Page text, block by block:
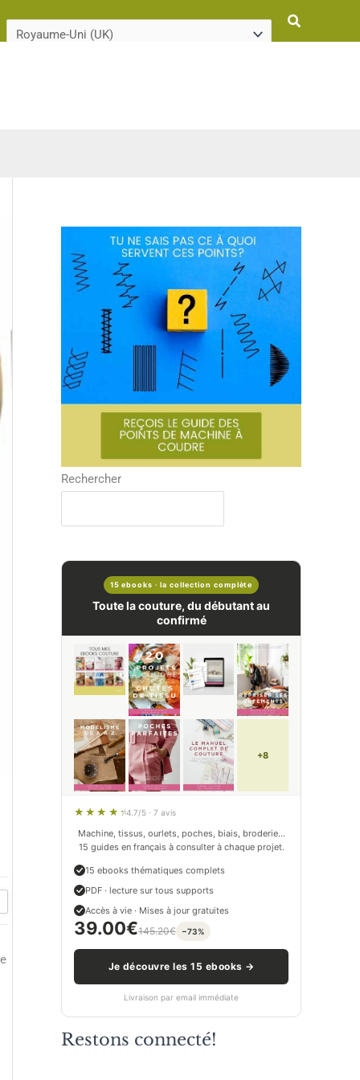
Rechercher
Rechercher
15 ebooks · la collection complète
Toute la couture, du débutant au
confirmé
+8
4.7/5 · 7 avis
Machine, tissus, ourlets, poches, biais, broderie…
15 guides en français à consulter à chaque projet.
15 ebooks thématiques complets
PDF · lecture sur tous supports
Accès à vie · Mises à jour gratuites
39.00€145.20€ −73%
Je découvre les 15 ebooks →
Livraison par email immédiate
Restons connecté!